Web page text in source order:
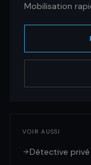
Mobilisation
VOIR AUSSI
Détective privé